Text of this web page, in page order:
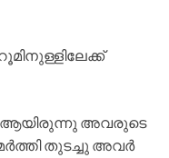
ആയിരുന്നു അവരുടെ
തുടച്ചു അവർ